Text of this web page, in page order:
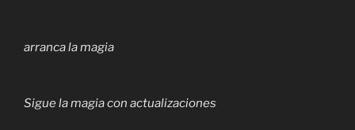
arranca la magia
Sigue la magia con actualizaciones